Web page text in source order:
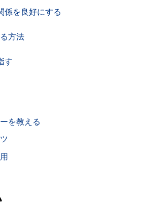
係を良好にする
方法
す
を教える